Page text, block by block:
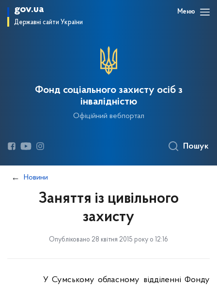
gov.ua
Державні сайти України
Меню
Фонд соціального захисту осіб з
інвалідністю
Офіційний вебпортал
Пошук
Новини
Заняття із цивільного
захисту
Опубліковано 28 квітня 2015 року о 12:16
У Сумському обласному відділенні Фонду